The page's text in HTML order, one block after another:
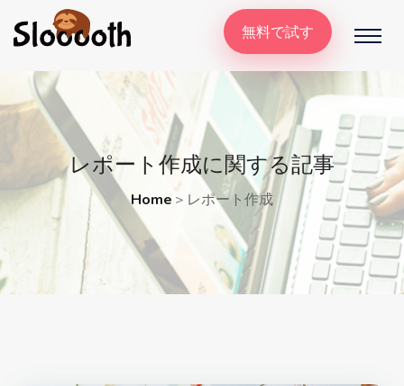
無料で試す
レポート作成に関する記事
Home ＞ レポート作成